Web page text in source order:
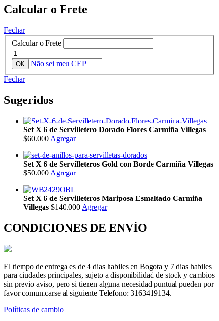
Calcular o Frete
Fechar
Calcular o Frete
Não sei meu CEP
Fechar
Sugeridos
Set X 6 de Servilletero Dorado Flores Carmiña Villegas
$60.000 Agregar
Set X 6 de Servilleteros Gold con Borde Carmiña Villegas
$50.000 Agregar
Set X 6 de Servilleteros Mariposa Esmaltado Carmiña
Villegas $140.000 Agregar
CONDICIONES DE ENVÍO
El tiempo de entrega es de 4 dias habiles en Bogota y 7 dias habiles
para ciudades principales, sujeto a disponibilidad de stock y cambios
sin previo aviso, pero si tienen alguna necesidad puntual pueden por
favor comunicarse al siguiente Telefono: 3163419134.
Políticas de cambio